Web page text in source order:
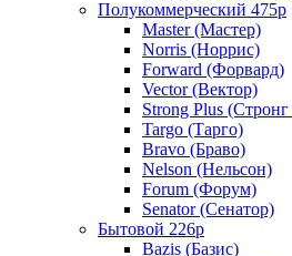
Полукоммерческий 475р
Master (Мастер)
Norris (Норрис)
Forward (Форвард)
Vector (Вектор)
Strong Plus
Targo (Тарго)
Bravo (Браво)
Nelson (Нельсон)
Forum (Форум)
Senator (Сенатор)
Бытовой 226р
Bazis (Базис)